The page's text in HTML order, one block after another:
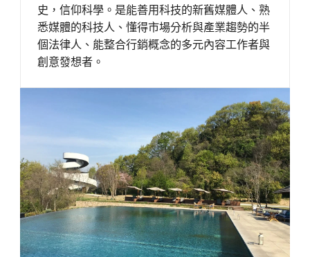
史，信仰科學。是能善用科技的新舊媒體人、熟
悉媒體的科技人、懂得市場分析與產業趨勢的半
個法律人、能整合行銷概念的多元內容工作者與
創意發想者。